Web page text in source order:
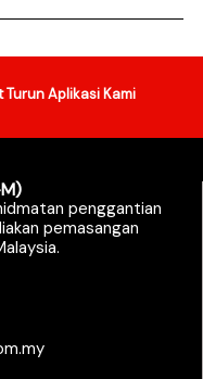
Aplikasi Kami
penggantian
pemasangan